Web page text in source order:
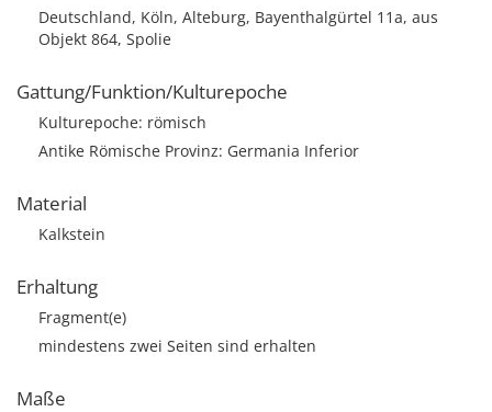
Deutschland, Köln, Alteburg, Bayenthalgürtel 11a, aus
Objekt 864, Spolie
Gattung/Funktion/Kulturepoche
Kulturepoche: römisch
Antike Römische Provinz: Germania Inferior
Material
Kalkstein
Erhaltung
Fragment(e)
mindestens zwei Seiten sind erhalten
Maße